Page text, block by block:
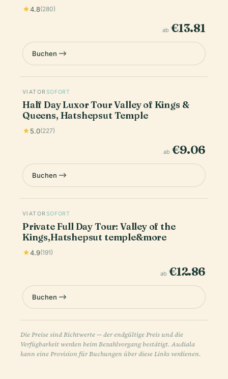
4.8(280)
ab €13.81
Buchen
VIATOR SOFORT
Half Day Luxor Tour Valley of Kings &
Queens, Hatshepsut Temple
5.0(227)
ab €9.06
Buchen
VIATOR SOFORT
Private Full Day Tour: Valley of the
Kings,Hatshepsut temple&more
4.9(191)
ab €12.86
Buchen
Die Preise sind Richtwerte — der endgültige Preis und die
Verfügbarkeit werden beim Bezahlvorgang bestätigt. Audiala
kann eine Provision für Buchungen über diese Links verdienen.